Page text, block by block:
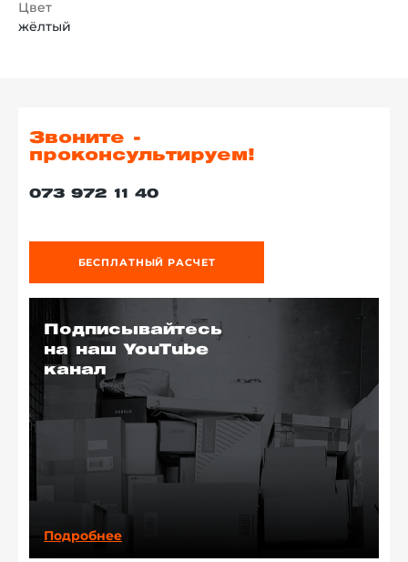
Цвет
жёлтый
Звоните -
проконсультируем!
073 972 11 40
БЕСПЛАТНЫЙ РАСЧЕТ
Подписывайтесь
на наш YouTube
канал
Подробнее